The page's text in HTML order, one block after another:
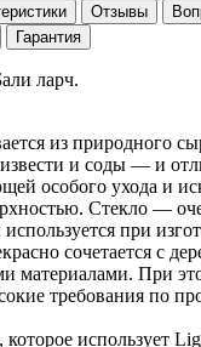
Отзывы
Гарантия
ларч.
из природного
и соды — и
особого ухода и
Стекло —
при
сочетается с
материалами. При
требования по
которое использует